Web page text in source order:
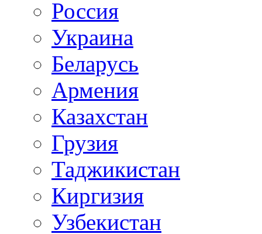
Россия
Украина
Беларусь
Армения
Казахстан
Грузия
Таджикистан
Киргизия
Узбекистан